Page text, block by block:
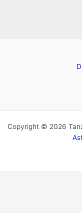
Copyright © 2026